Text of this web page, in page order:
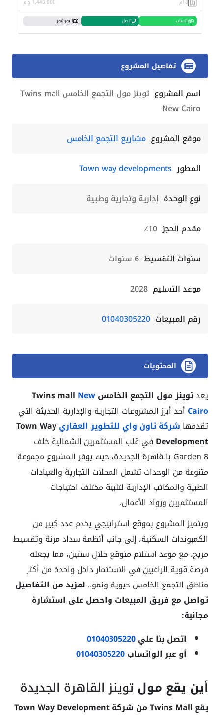
18م 1,440,000 ج.م
واتساب اتصل البورشور
تفاصيل المشروع
اسم المشروع
توينز مول التجمع الخامس Twins mall
New Cairo
موقع المشروع مشاريع التجمع الخامس
المطور Town way developments
نوع الوحدة إدارية وتجارية وطبية
مقدم الحجز 10٪
سنوات التقسيط 6 سنوات
موعد التسليم 2028
رقم المبيعات 01040305220
المحتويات
يعدتوينز مول التجمع الخامس Twins mallNew
Cairo أحد أبرز المشروعات التجارية والإدارية الحديثة التي
تقدمها شركة تاون واي للتطوير العقاريTown Way
Development في قلب المستثمرين الشمالية خلف
Garden 8 بالقاهرة الجديدة، حيث يوفر المشروع مجموعة
متنوعة من الوحدات تشمل المحلات التجارية والعيادات
الطبية والمكاتب الإدارية لتلبية مختلف احتياجات
المستثمرين ورواد الأعمال.
ويتميز المشروع بموقع استراتيجي يخدم عدد كبير من
الكمبوندات السكنية، إلى جانب أنظمة سداد مرنة وتقسيط
مريح، مع موعد استلام متوقع خلال سنتين، مما يجعله
فرصة قوية للراغبين في الاستثمار داخل واحدة من أكثر
مناطق التجمع الخامس حيوية ونمو.. لمزيد من التفاصيل
تواصل مع فريق المبيعات واحصل على استشارة
مجانية:
اتصل بنا علي01040305220
أو عبر الواتساب01040305220
أين يقع مولتوينز القاهرة الجديدة
يقع Twins Mall من شركة Town Way Development